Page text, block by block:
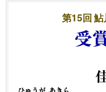
第15回